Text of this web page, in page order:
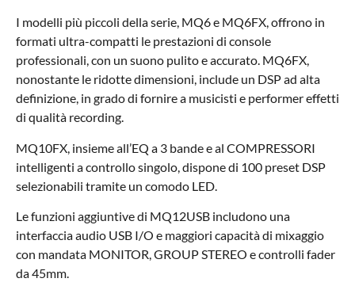
I modelli più piccoli della serie, MQ6 e MQ6FX, offrono in
formati ultra-compatti le prestazioni di console
professionali, con un suono pulito e accurato. MQ6FX,
nonostante le ridotte dimensioni, include un DSP ad alta
definizione, in grado di fornire a musicisti e performer effetti
di qualità recording.
MQ10FX, insieme all’EQ a 3 bande e al COMPRESSORI
intelligenti a controllo singolo, dispone di 100 preset DSP
selezionabili tramite un comodo LED.
Le funzioni aggiuntive di MQ12USB includono una
interfaccia audio USB I/O e maggiori capacità di mixaggio
con mandata MONITOR, GROUP STEREO e controlli fader
da 45mm.